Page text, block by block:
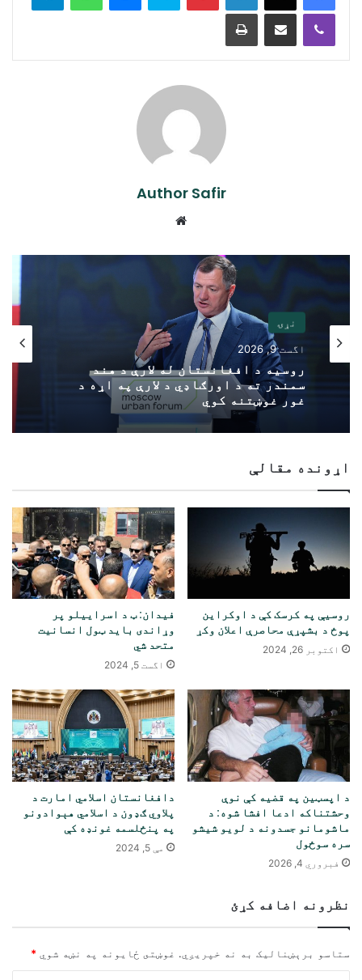
Viber
Share via Email
Print
Author Safir
نړۍ
اگست 9, 2026
روسیه د افغانستان له لارې د هند
سمندر ته د اورګاډي د لارې په اړه د
غور غوښتنه کوي
اړونده مقالې
روسیې په کرسک کې د اوکراین
پوځ د بشپړې محاصرې اعلان وکړ
اکتوبر 26, 2024
فیدان: ټ د اسراییلو پر
وړاندی باید ټول انسانیت
متحد شي
اگست 5, 2024
د اپسټین په قضیه کې نوې
وحشتناکه ادعا افشا شوه: د
ماشومانو جسدونه د لویو شیشو
سره سوځول
فبروري 4, 2026
دافغانستان اسلامي امارت د
پلاوي ګډون د اسلامي هېوادونو
په پنځلسمه غونډه کې
مې 5, 2024
نظرونه اضافه کړئ
ستاسو برېښناليک به نه خپريږي. غوښتى ځایونه په نښه شوي *